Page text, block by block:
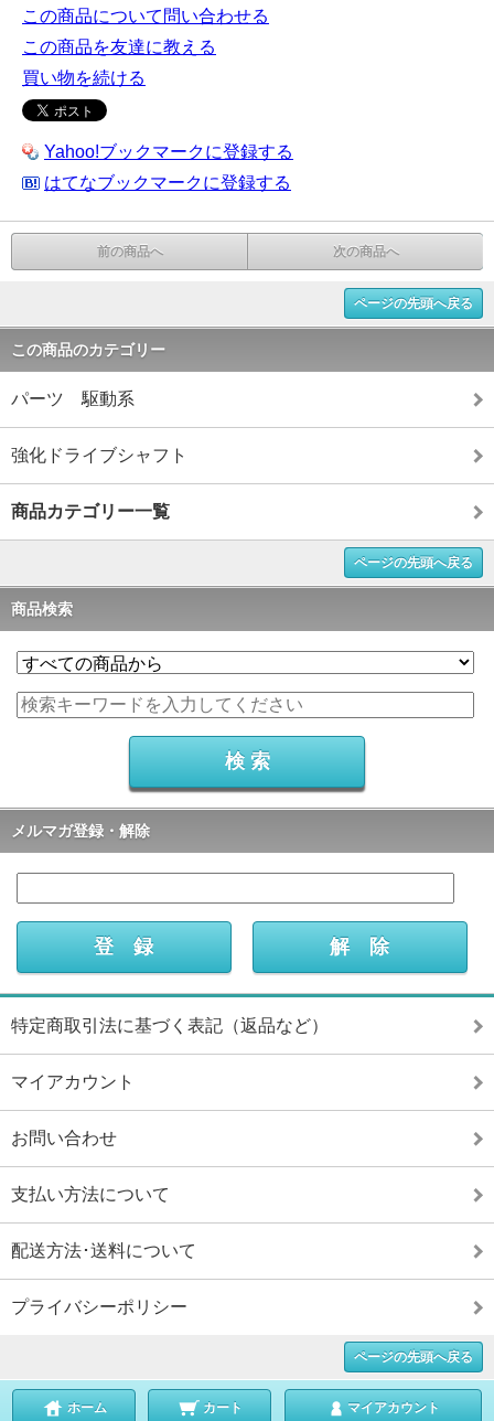
この商品について問い合わせる
この商品を友達に教える
買い物を続ける
Yahoo!ブックマークに登録する
はてなブックマークに登録する
前の商品へ 次の商品へ
ページの先頭へ戻る
この商品のカテゴリー
パーツ 駆動系
強化ドライブシャフト
商品カテゴリー一覧
ページの先頭へ戻る
商品検索
メルマガ登録・解除
特定商取引法に基づく表記（返品など）
マイアカウント
お問い合わせ
支払い方法について
配送方法･送料について
プライバシーポリシー
ページの先頭へ戻る
ホーム カート マイアカウント